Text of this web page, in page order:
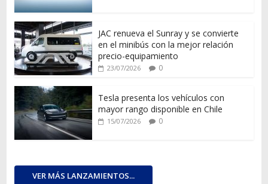
JAC renueva el Sunray y se convierte
en el minibús con la mejor relación
precio-equipamiento
23/07/2026 0
Tesla presenta los vehículos con
mayor rango disponible en Chile
15/07/2026 0
VER MÁS LANZAMIENTOS...